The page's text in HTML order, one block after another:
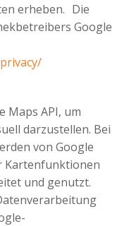
erheben. Die
Google
Maps API, um
darzustellen. Bei
von Google
Kartenfunktionen
und genutzt.